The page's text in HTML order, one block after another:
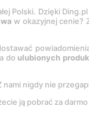
Polski. Dzięki
w okazyjnej cenie?
do ulubionych
nami nigdy nie
ją pobrać za